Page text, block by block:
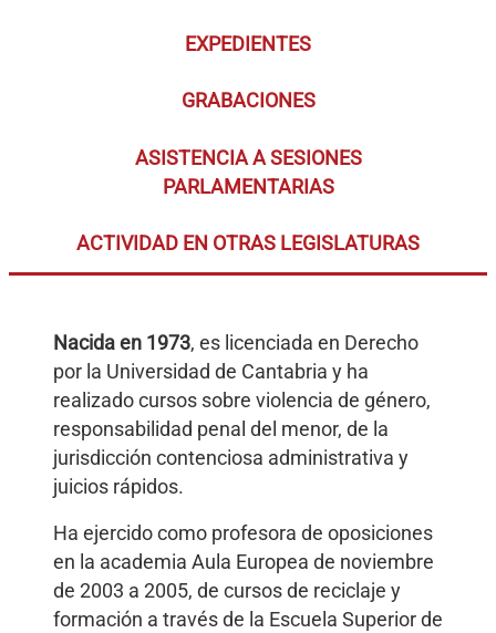
EXPEDIENTES
GRABACIONES
ASISTENCIA A SESIONES
PARLAMENTARIAS
ACTIVIDAD EN OTRAS LEGISLATURAS
Nacida en 1973, es licenciada en Derecho
por la Universidad de Cantabria y ha
realizado cursos sobre violencia de género,
responsabilidad penal del menor, de la
jurisdicción contenciosa administrativa y
juicios rápidos.
Ha ejercido como profesora de oposiciones
en la academia Aula Europea de noviembre
de 2003 a 2005, de cursos de reciclaje y
formación a través de la Escuela Superior de